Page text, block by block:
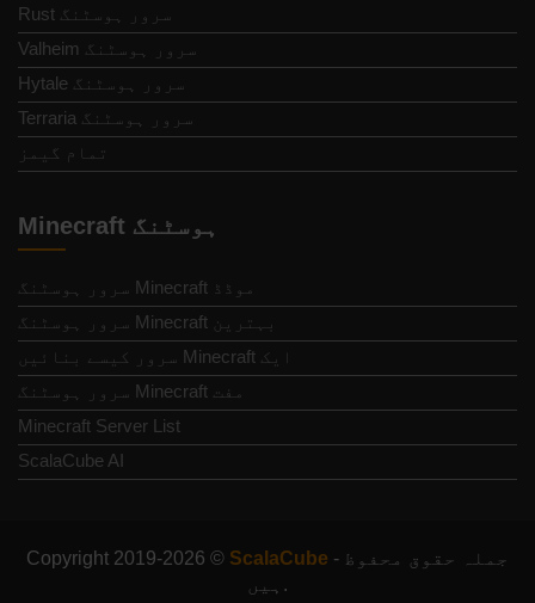
Rust سرور ہوسٹنگ
Valheim سرور ہوسٹنگ
Hytale سرور ہوسٹنگ
Terraria سرور ہوسٹنگ
تمام گیمز
Minecraft ہوسٹنگ
موڈڈ Minecraft سرور ہوسٹنگ
ایک Minecraft سرور کیسے بنائیں
مفت Minecraft سرور ہوسٹنگ
Minecraft Server List
ScalaCube AI
Copyright 2019-2026 © ScalaCube - جملہ حقوق محفوظ
ہیں.